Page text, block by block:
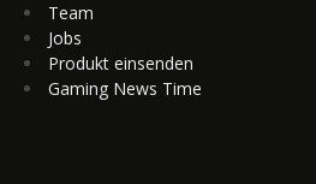
Team
Jobs
Produkt einsenden
Gaming News Time